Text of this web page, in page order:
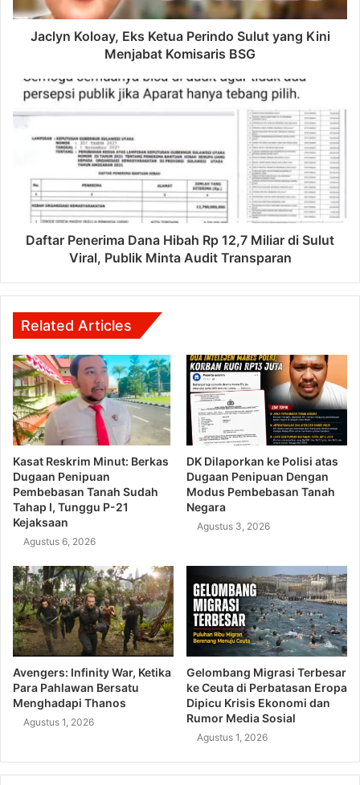
Jaclyn Koloay, Eks Ketua Perindo Sulut yang Kini
Menjabat Komisaris BSG
Daftar Penerima Dana Hibah Rp 12,7 Miliar di Sulut
Viral, Publik Minta Audit Transparan
Related Articles
Kasat Reskrim Minut: Berkas
Dugaan Penipuan
Pembebasan Tanah Sudah
Tahap I, Tunggu P-21
Kejaksaan
Agustus 6, 2026
DK Dilaporkan ke Polisi atas
Dugaan Penipuan Dengan
Modus Pembebasan Tanah
Negara
Agustus 3, 2026
Avengers: Infinity War, Ketika
Para Pahlawan Bersatu
Menghadapi Thanos
Agustus 1, 2026
Gelombang Migrasi Terbesar
ke Ceuta di Perbatasan Eropa
Dipicu Krisis Ekonomi dan
Rumor Media Sosial
Agustus 1, 2026